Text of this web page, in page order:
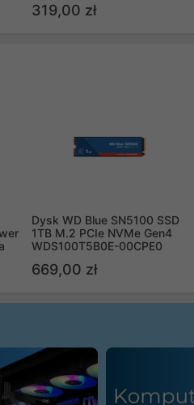
(2szt)
319,00 zł
Dysk WD Blue SN5100 SSD
1TB M.2 PCIe NVMe Gen4
WDS100T5B0E-00CPE0
669,00 zł